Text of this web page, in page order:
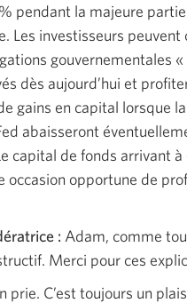
pendant la majeure
Les investisseurs peuvent
gouvernementales «
dès aujourd’hui et
gains en capital lorsque
abaisseront
capital de fonds arrivant à
occasion opportune de
: Adam, comme
Merci pour ces
prie. C’est toujours un